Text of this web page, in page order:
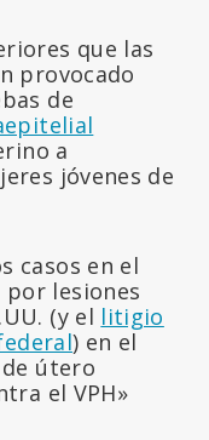
que las
provocado
de
a
jóvenes de
casos en el
lesiones
(y el litigio
) en el
de útero
el VPH»